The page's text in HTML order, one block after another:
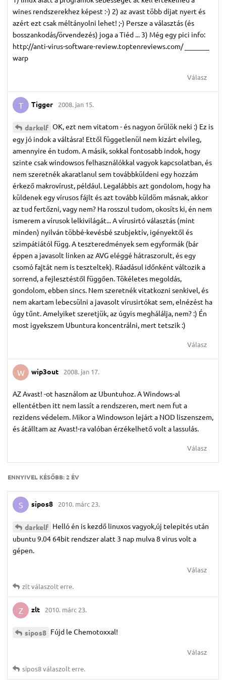
wines rendszerekhez képest :-) 2) az avast több díjat nyert és
azért ezt csak méltányolni lehet! ;-) Persze a választás (és
bosszankodás/örvendezés) joga a Tiéd ... 3) Még egy pici info:
http://anti-virus-software-review.toptenreviews.com/ _______
warp
Válasz
T Tigger 2008. jan 15.
darkelf OK, ezt nem vitatom - és nagyon örülök neki :) Ez is
egy jó indok a váltásra! Ettől függetlenül nem kizárt elvileg,
amennyire én tudom. A másik, sokkal fontosabb indok, hogy
szinte csak windowsos felhasználókkal vagyok kapcsolatban, és
nem szeretnék akaratlanul sem továbbküldeni egy hozzám
érkező makrovírust, például. Legalábbis azt gondolom, hogy ha
küldenek egy vírusos fájlt és azt tovább küldöm másnak, akkor
az tud fertőzni, vagy nem? Ha rosszul tudom, okosíts ki, én nem
ismerem a vírusok lelkivilágát... A vírusirtó választás (mint
minden) nyilván többé-kevésbé szubjektív, igényektől és
szimpátiától függ. A teszteredmények sem egyformák (bár
éppen a javasolt linken az AVG eléggé hátraszorult, és egy
csomó fajtát nem is teszteltek). Ráadásul időnként változik a
sorrend, a fejlesztéstől függően. Tökéletes megoldás,
gondolom, ebben sincs. Nem szeretnék vitatkozni senkivel, és
nem akartam lebecsülni a javasolt vírusirtókat sem, elnézést ha
úgy tűnt. Amelyiket szeretjük, az úgyis meghálálja, nem? :) Én
most igyekszem Ubuntura koncentrálni, mert tetszik :)
Válasz
W wip3out 2008. jan 17.
AZ Avast! -ot használom az Ubuntuhoz. A Windows-al
ellentétben itt nem lassít a rendszeren, mert nem fut a
rezidens védelem. Mikor a Windowson lejárt a NOD liszenszem,
és átálltam az Avast!-ra valóban érzékelhető volt a lassulás.
Válasz
ENNYIVEL KÉSŐBB:2 ÉV
S sipos8 2010. márc 23.
darkelf Helló én is kezdő linuxos vagyok,új telepités után
ubuntu 9.04 64bit rendszer alatt 3 nap mulva 8 virus volt a
gépen.
Válasz
zltválaszolt erre.
Z zlt 2010. márc 23.
sipos8 Fújd le Chemotoxxal!
Válasz
sipos8válaszolt erre.